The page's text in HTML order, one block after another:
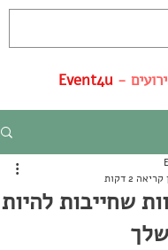
-
Event4u
שחייבות להיות
2 דקות